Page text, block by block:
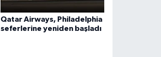
Qatar Airways, Philadelphia
seferlerine yeniden başladı